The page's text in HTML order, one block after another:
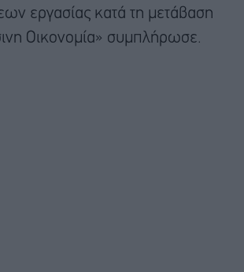
εργασίας κατά τη μετάβαση
Οικονομία» συμπλήρωσε.